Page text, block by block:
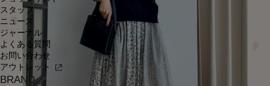
スタッフ
ニュース
ジャーナル
よくある質問
お問い合わせ
アウトレット
BRAND